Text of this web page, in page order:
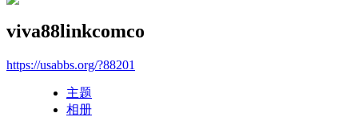
viva88linkcomco
https://usabbs.org/?88201
主题
相册